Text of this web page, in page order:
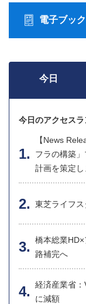
電子ブック
今日
今日のアクセス
【News
フラの構築
計画を策定し
東芝ライフ
橋本総業
路補完へ
経済産業省
に減額